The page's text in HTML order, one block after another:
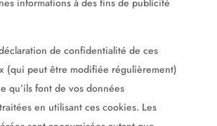
informations à des fins de publicité
de confidentialité de ces
(qui peut être modifiée régulièrement)
qu’ils font de vos données
en utilisant ces cookies. Les